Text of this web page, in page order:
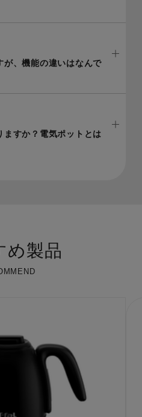
が、機能の違いはなんで
ますか？電気ポットとは
め製品